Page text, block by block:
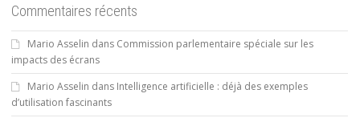
Commentaires récents
Mario Asselin dans Commission parlementaire spéciale sur les
impacts des écrans
Mario Asselin dans Intelligence artificielle : déjà des exemples
d’utilisation fascinants